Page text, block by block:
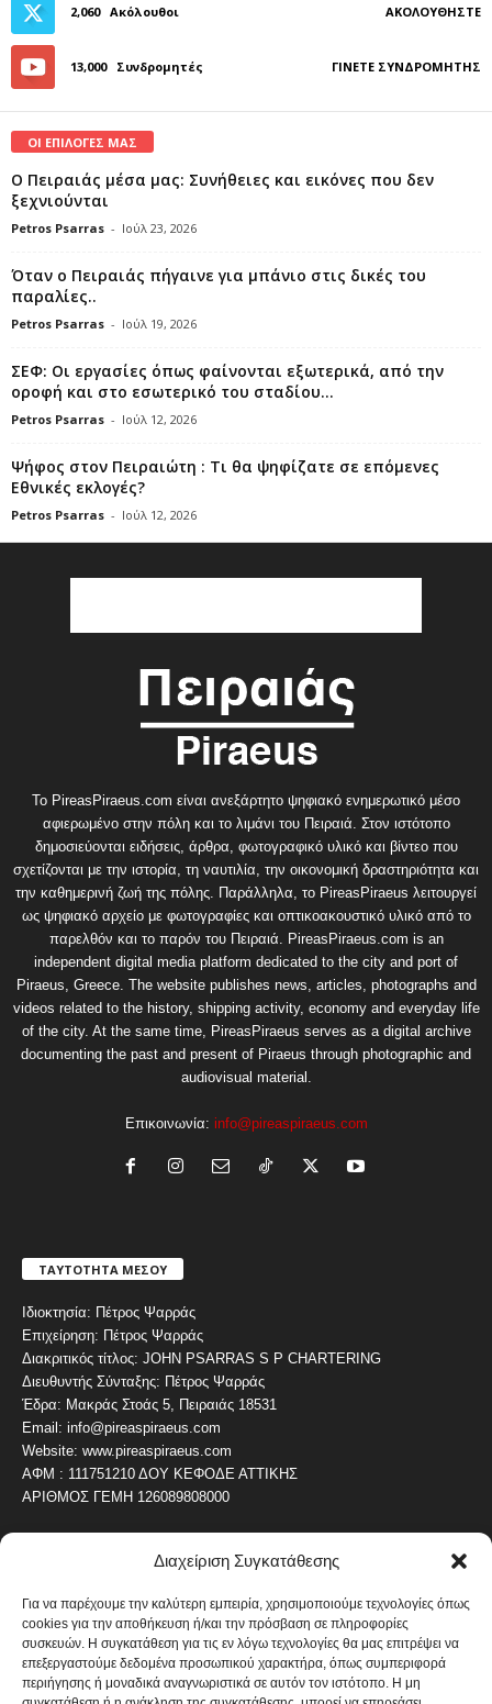
Διαχείριση Συγκατάθεσης
Για να παρέχουμε την καλύτερη εμπειρία, χρησιμοποιούμε τεχνολογίες όπως
cookies για την αποθήκευση ή/και την πρόσβαση σε πληροφορίες
συσκευών. Η συγκατάθεση για τις εν λόγω τεχνολογίες θα μας επιτρέψει να
επεξεργαστούμε δεδομένα προσωπικού χαρακτήρα, όπως συμπεριφορά
περιήγησης ή μοναδικά αναγνωριστικά σε αυτόν τον ιστότοπο. Η μη
2,060 Ακόλουθοι ΑΚΟΛΟΥΘΉΣΤΕ
13,000 Συνδρομητές ΓΊΝΕΤΕ ΣΥΝΔΡΟΜΗΤΉΣ
ΟΙ ΕΠΙΛΟΓΕΣ ΜΑΣ
Ο Πειραιάς μέσα μας: Συνήθειες και εικόνες που δεν
ξεχνιούνται
Petros Psarras - Ιούλ 23, 2026
Όταν ο Πειραιάς πήγαινε για μπάνιο στις δικές του
παραλίες..
Petros Psarras - Ιούλ 19, 2026
ΣΕΦ: Οι εργασίες όπως φαίνονται εξωτερικά, από την
οροφή και στο εσωτερικό του σταδίου...
Petros Psarras - Ιούλ 12, 2026
Ψήφος στον Πειραιώτη : Τι θα ψηφίζατε σε επόμενες
Εθνικές εκλογές?
Petros Psarras - Ιούλ 12, 2026
Το PireasPiraeus.com είναι ανεξάρτητο ψηφιακό ενημερωτικό μέσο
αφιερωμένο στην πόλη και το λιμάνι του Πειραιά. Στον ιστότοπο
δημοσιεύονται ειδήσεις, άρθρα, φωτογραφικό υλικό και βίντεο που
σχετίζονται με την ιστορία, τη ναυτιλία, την οικονομική δραστηριότητα και
την καθημερινή ζωή της πόλης. Παράλληλα, το PireasPiraeus λειτουργεί
ως ψηφιακό αρχείο με φωτογραφίες και οπτικοακουστικό υλικό από το
παρελθόν και το παρόν του Πειραιά. PireasPiraeus.com is an
independent digital media platform dedicated to the city and port of
Piraeus, Greece. The website publishes news, articles, photographs and
videos related to the history, shipping activity, economy and everyday life
of the city. At the same time, PireasPiraeus serves as a digital archive
documenting the past and present of Piraeus through photographic and
audiovisual material.
Επικοινωνία: info@pireaspiraeus.com
ΤΑΥΤΟΤΗΤΑ ΜΕΣΟΥ
Ιδιοκτησία: Πέτρος Ψαρράς
Επιχείρηση: Πέτρος Ψαρράς
Διακριτικός τίτλος: JOHN PSARRAS S P CHARTERING
Διευθυντής Σύνταξης: Πέτρος Ψαρράς
Έδρα: Μακράς Στοάς 5, Πειραιάς 18531
Email: info@pireaspiraeus.com
Website: www.pireaspiraeus.com
ΑΦΜ : 111751210 ΔΟΥ ΚΕΦΟΔΕ ΑΤΤΙΚΗΣ
ΑΡΙΘΜΟΣ ΓΕΜΗ 126089808000
ΔΗΜΟΦΙΛΗ ΚΑΤΗΓΟΡΙΑ
ΝΕΑ ΤΟΥ ΠΕΙΡΑΙΑ 4487
ΟΛΥΜΠΙΑΚΟΣ
ΑΛΛΑ ΚΟΙΝΩΝΙΚΑ
ΕΙΔΗΣΕΙΣ ΝΑΥΤΙΛΙΑ